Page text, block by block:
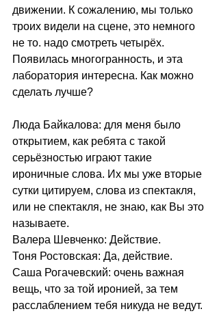
движении. К сожалению, мы только
троих видели на сцене, это немного
не то. надо смотреть четырёх.
Появилась многогранность, и эта
лаборатория интересна. Как можно
сделать лучше?
Люда Байкалова: для меня было
открытием, как ребята с такой
серьёзностью играют такие
ироничные слова. Их мы уже вторые
сутки цитируем, слова из спектакля,
или не спектакля, не знаю, как Вы это
называете.
Валера Шевченко: Действие.
Тоня Ростовская: Да, действие.
Саша Рогачевский: очень важная
вещь, что за той иронией, за тем
расслаблением тебя никуда не ведут.